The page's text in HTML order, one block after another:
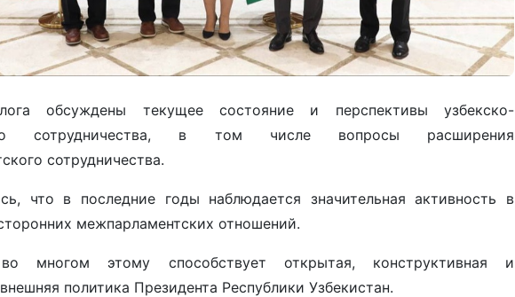
обсуждены текущее состояние и перспективы узбекско-
сотрудничества, в том числе вопросы расширения
сотрудничества.
что в последние годы наблюдается значительная активность в
межпарламентских отношений.
во многом этому способствует открытая, конструктивная и
политика Президента Республики Узбекистан.